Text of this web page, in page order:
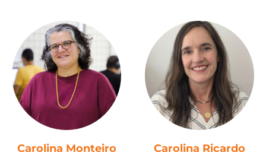
Carolina Monteiro Carolina Ricardo